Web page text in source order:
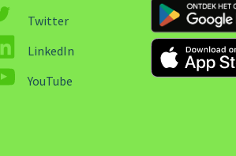
Twitter
LinkedIn
YouTube